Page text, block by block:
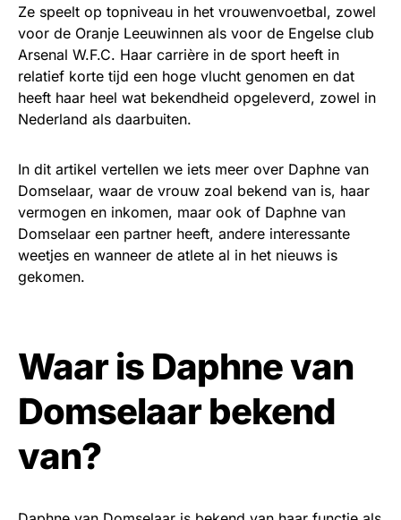
Ze speelt op topniveau in het vrouwenvoetbal, zowel
voor de Oranje Leeuwinnen als voor de Engelse club
Arsenal W.F.C. Haar carrière in de sport heeft in
relatief korte tijd een hoge vlucht genomen en dat
heeft haar heel wat bekendheid opgeleverd, zowel in
Nederland als daarbuiten.
In dit artikel vertellen we iets meer over Daphne van
Domselaar, waar de vrouw zoal bekend van is, haar
vermogen en inkomen, maar ook of Daphne van
Domselaar een partner heeft, andere interessante
weetjes en wanneer de atlete al in het nieuws is
gekomen.
Waar is Daphne van
Domselaar bekend
van?